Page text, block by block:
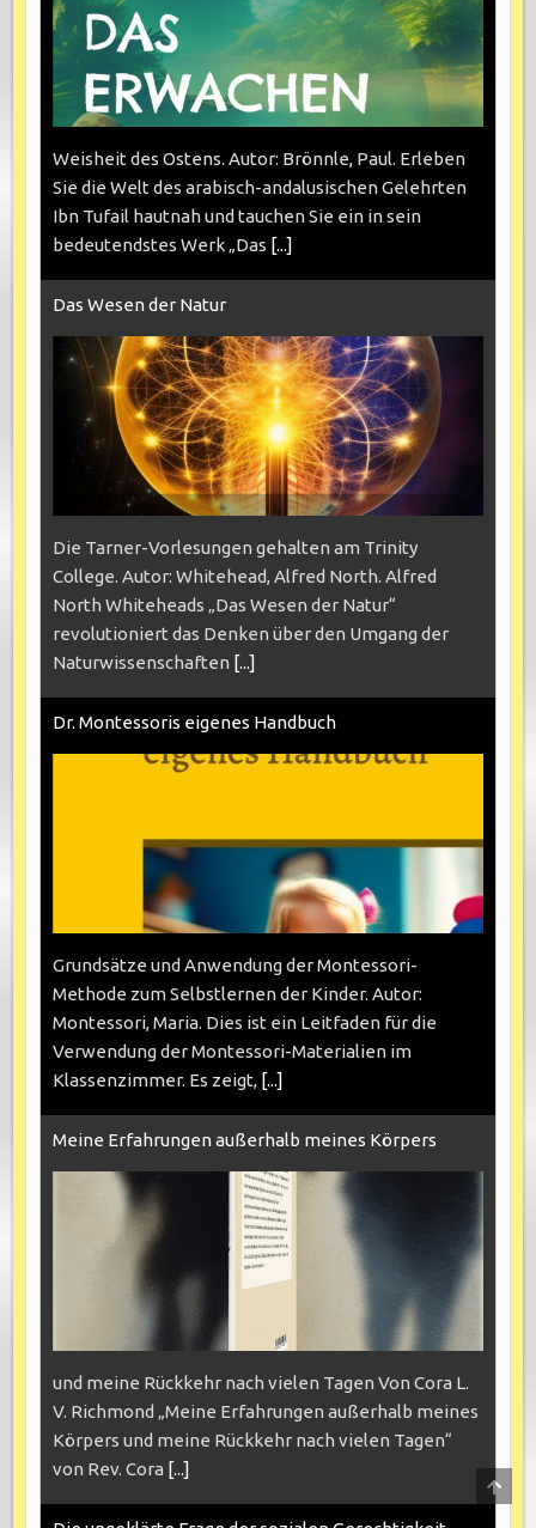
Weisheit des Ostens. Autor: Brönnle, Paul. Erleben
Sie die Welt des arabisch-andalusischen Gelehrten
Ibn Tufail hautnah und tauchen Sie ein in sein
bedeutendstes Werk „Das [...]
Das Wesen der Natur
Die Tarner-Vorlesungen gehalten am Trinity
College. Autor: Whitehead, Alfred North. Alfred
North Whiteheads „Das Wesen der Natur“
revolutioniert das Denken über den Umgang der
Naturwissenschaften [...]
Dr. Montessoris eigenes Handbuch
Grundsätze und Anwendung der Montessori-
Methode zum Selbstlernen der Kinder. Autor:
Montessori, Maria. Dies ist ein Leitfaden für die
Verwendung der Montessori-Materialien im
Klassenzimmer. Es zeigt, [...]
Meine Erfahrungen außerhalb meines Körpers
und meine Rückkehr nach vielen Tagen Von Cora L.
V. Richmond „Meine Erfahrungen außerhalb meines
Körpers und meine Rückkehr nach vielen Tagen“
von Rev. Cora [...]
TO